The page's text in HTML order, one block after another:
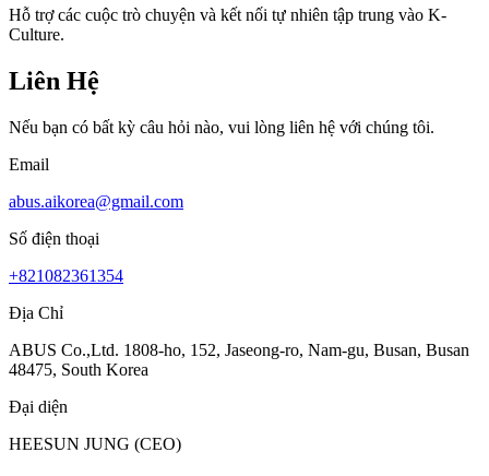
Hỗ trợ các cuộc trò chuyện và kết nối tự nhiên tập trung vào K-
Culture.
Liên Hệ
Nếu bạn có bất kỳ câu hỏi nào, vui lòng liên hệ với chúng tôi.
Email
abus.aikorea@gmail.com
Số điện thoại
+821082361354
Địa Chỉ
ABUS Co.,Ltd. 1808-ho, 152, Jaseong-ro, Nam-gu, Busan, Busan
48475, South Korea
Đại diện
HEESUN JUNG (CEO)